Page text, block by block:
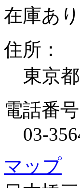
在庫あり
住所：
東京
電話番号
03-
マップ